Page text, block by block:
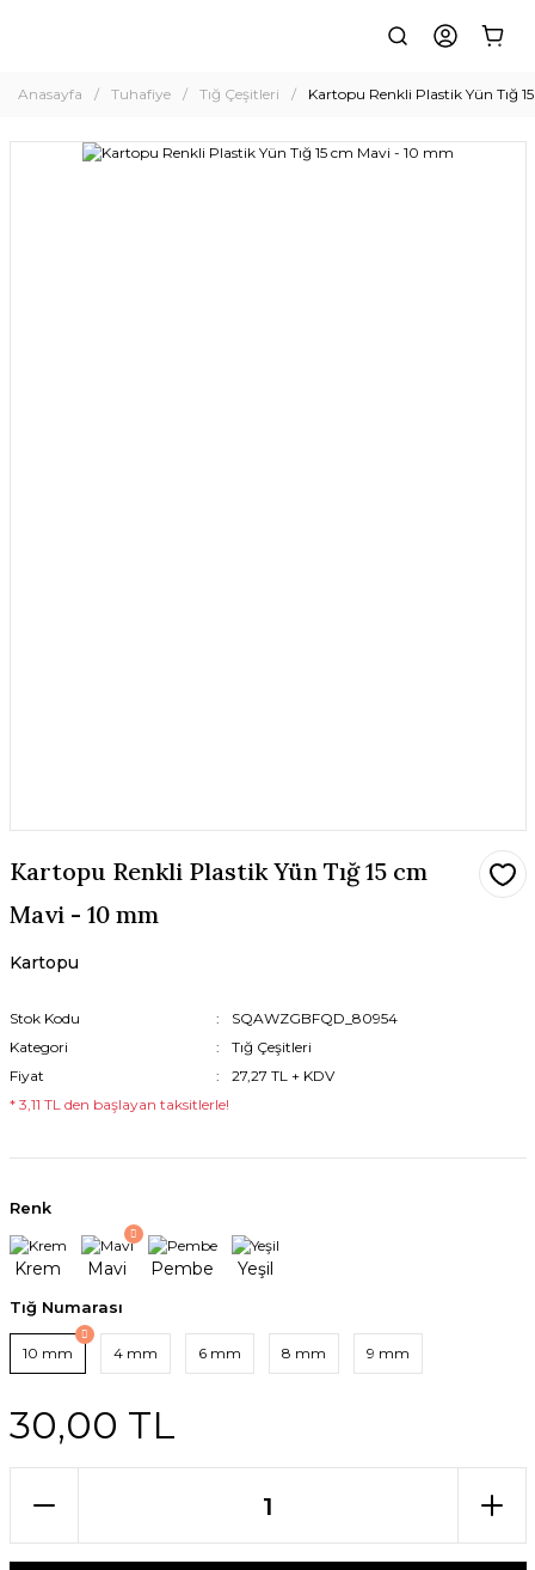
Anasayfa Tuhafiye Tığ Çeşitleri Kartopu Renkli Plastik Yün Tığ
Kartopu Renkli Plastik Yün Tığ 15 cm
Mavi - 10 mm
Kartopu
Stok Kodu
SQAWZGBFQD_80954
Kategori
Tığ Çeşitleri
Fiyat
27,27 TL + KDV
* 3,11 TL den başlayan taksitlerle!
Renk
Tığ Numarası
10 mm 4 mm 6 mm 8 mm 9 mm
30,00 TL